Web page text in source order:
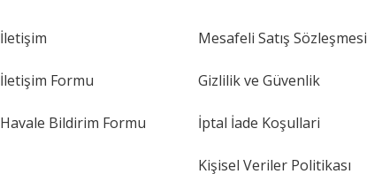
İletişim
İletişim Formu
Havale Bildirim Formu
Mesafeli Satış Sözleşmesi
Gizlilik ve Güvenlik
İptal İade Koşullari
Kişisel Veriler Politikası